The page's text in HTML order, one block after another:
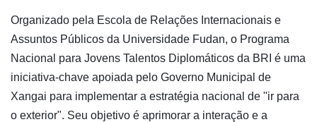
Organizado pela Escola de Relações Internacionais e
Assuntos Públicos da Universidade Fudan, o Programa
Nacional para Jovens Talentos Diplomáticos da BRI é uma
iniciativa-chave apoiada pelo Governo Municipal de
Xangai para implementar a estratégia nacional de "ir para
o exterior". Seu objetivo é aprimorar a interação e a